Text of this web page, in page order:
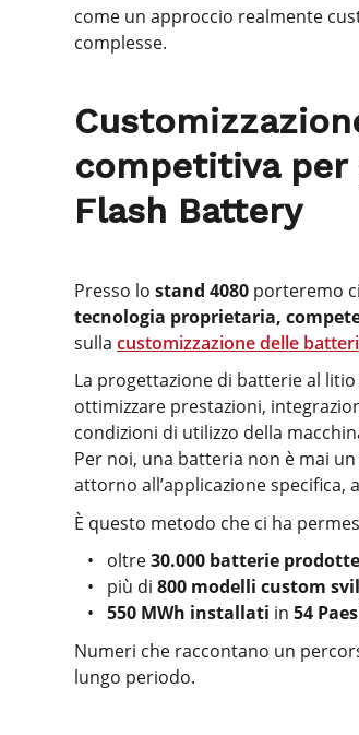
come un approccio realmente
complesse.
competitiva per
Flash Battery
Presso lo stand 4080 porteremo
tecnologia proprietaria,
sulla customizzazionedelle
La progettazione di batterie al
ottimizzare prestazioni,
condizioni di utilizzo della
Per noi, una batteria non è mai
attorno all’applicazione specifica,
È questo metodo che ci ha
oltre30.000 batterie prodotte
più di 800 modelli custom
550 MWh installati in 54
Numeri che raccontano un
lungo periodo.